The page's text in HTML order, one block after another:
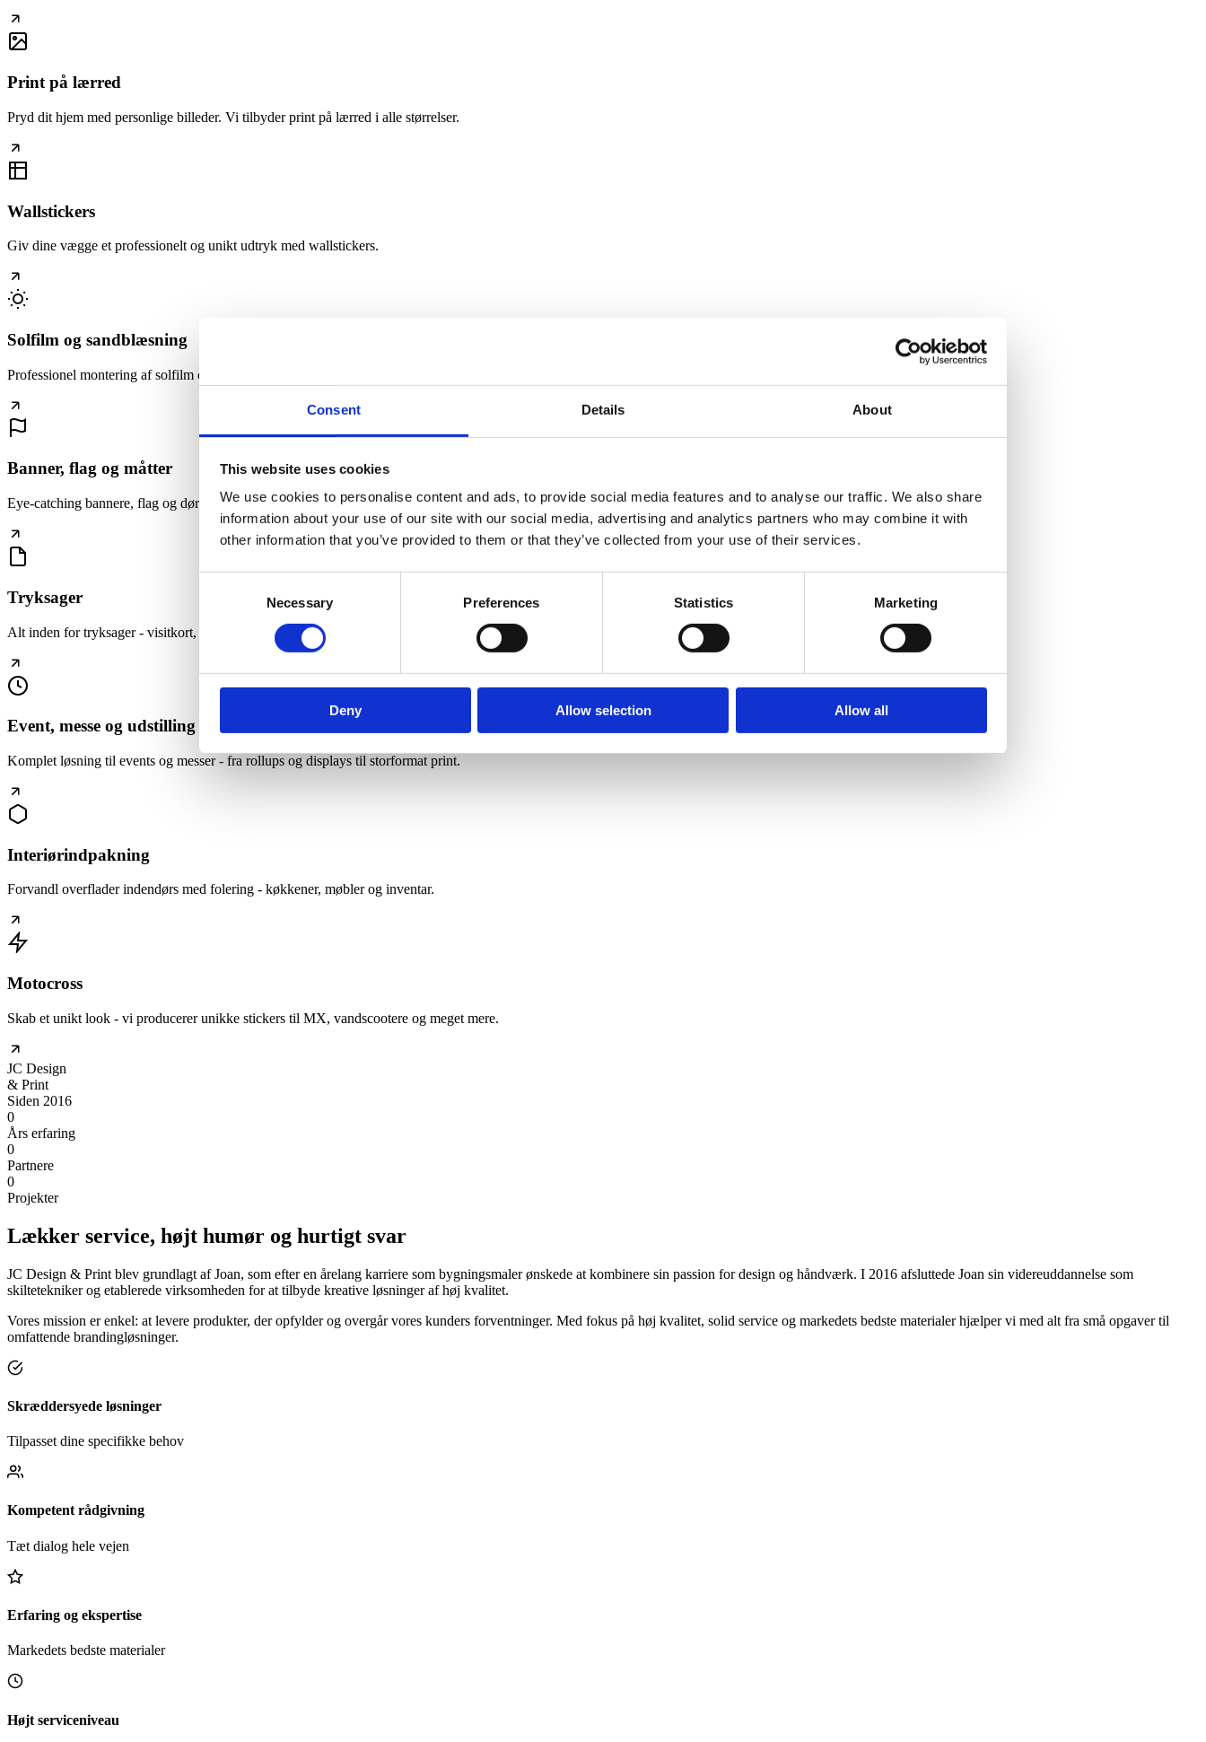
Consent Details About
This website uses cookies
We use cookies to personalise content and ads, to provide social media features and to analyse our traffic. We also share
information about your use of our site with our social media, advertising and analytics partners who may combine it with
other information that you’ve provided to them or that they’ve collected from your use of their services.
Necessary Preferences Statistics Marketing
Deny Allow selection Allow all
Print på lærred
Pryd dit hjem med personlige billeder. Vi tilbyder print på lærred i alle størrelser.
Wallstickers
Giv dine vægge et professionelt og unikt udtryk med wallstickers.
Solfilm og sandblæsning
Professionel montering af solfilm og sandblæsningsfolie til vinduer og glaspartier.
Banner, flag og måtter
Eye-catching bannere, flag og dørmåtter med skarp grafik og holdbare materialer.
Tryksager
Alt inden for tryksager - visitkort, flyers, brochurer, postere og meget mere.
Event, messe og udstilling
Komplet løsning til events og messer - fra rollups og displays til storformat print.
Interiørindpakning
Forvandl overflader indendørs med folering - køkkener, møbler og inventar.
Motocross
Skab et unikt look - vi producerer unikke stickers til MX, vandscootere og meget mere.
JC Design
& Print
Siden 2016
0
Års erfaring
0
Partnere
0
Projekter
Lækker service, højt humør og hurtigt svar
JC Design & Print blev grundlagt af Joan, som efter en årelang karriere som bygningsmaler ønskede at kombinere sin passion for design og håndværk. I 2016 afsluttede Joan sin videreuddannelse som
skiltetekniker og etablerede virksomheden for at tilbyde kreative løsninger af høj kvalitet.
Vores mission er enkel: at levere produkter, der opfylder og overgår vores kunders forventninger. Med fokus på høj kvalitet, solid service og markedets bedste materialer hjælper vi med alt fra små opgaver til
omfattende brandingløsninger.
Skræddersyede løsninger
Tilpasset dine specifikke behov
Kompetent rådgivning
Tæt dialog hele vejen
Erfaring og ekspertise
Markedets bedste materialer
Højt serviceniveau